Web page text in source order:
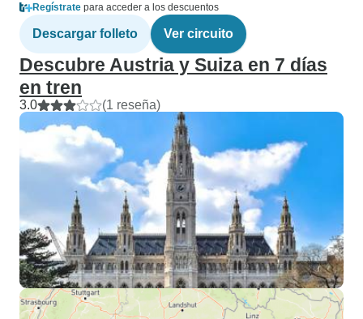
Regístrate para acceder a los descuentos
Descargar folleto Ver circuito
Descubre Austria y Suiza en 7 días
en tren
3.0 (1 reseña)